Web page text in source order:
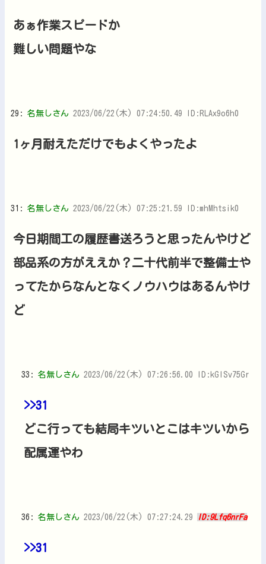
あぁ作業スピードか
難しい問題やな
29: 名無しさん 2023/06/22(木) 07:24:50.49 ID:RLAx9o6h0
1ヶ月耐えただけでもよくやったよ
31: 名無しさん 2023/06/22(木) 07:25:21.59 ID:mhMhtsik0
今日期間工の履歴書送ろうと思ったんやけど
部品系の方がええか？二十代前半で整備士や
ってたからなんとなくノウハウはあるんやけ
ど
33: 名無しさん 2023/06/22(木) 07:26:56.00 ID:kGlSv75Gr
>>31
どこ行っても結局キツいとこはキツいから
配属運やわ
36: 名無しさん 2023/06/22(木) 07:27:24.29 ID:9Lfq6nrFa
>>31